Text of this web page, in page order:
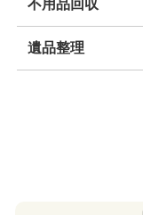
不用品回収
遺品整理